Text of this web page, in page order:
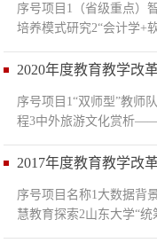
级一般项目序号项目名
索与实践 ——以《中外
序号项目1（省级重点）
培养模式研究2“会计学+
动的线上线下混合式《
7打造“政产学研用”五位
角下非常规突发事件应
2020年度教育教学改
序号项目1“双师型”教师
程3中外旅游文化赏析——
研究6中华传统文化背景
科层次《运营管理》课
的会计学专业导论课程
2017年度教育教学改
序号项目名称1大数据背
慧教育探索2山东大学“统